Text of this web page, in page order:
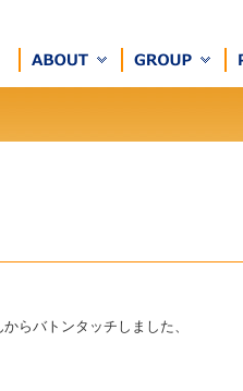
らバトンタッチしました、